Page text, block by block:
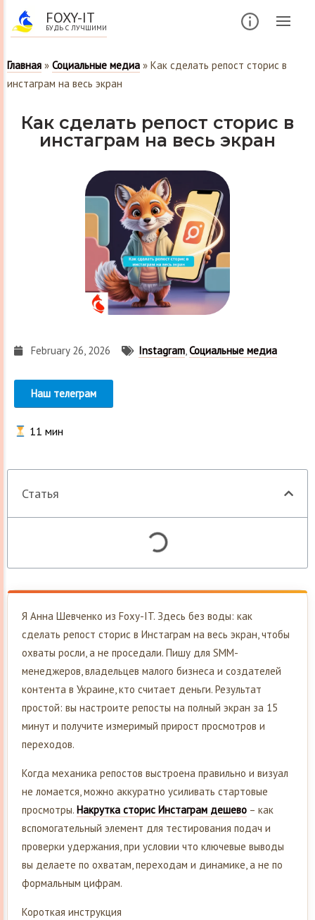
FOXY-IT
БУДЬ С ЛУЧШИМИ
Главная » Социальные медиа » Как сделать репост сторис в
инстаграм на весь экран
Как сделать репост сторис в
инстаграм на весь экран
February 26, 2026 Instagram,Социальные медиа
Наш телеграм
11 мин
Статья
Я Анна Шевченко из Foxy-IT. Здесь без воды: как
сделать репост сторис в Инстаграм на весь экран, чтобы
охваты росли, а не проседали. Пишу для SMM-
менеджеров, владельцев малого бизнеса и создателей
контента в Украине, кто считает деньги. Результат
простой: вы настроите репосты на полный экран за 15
минут и получите измеримый прирост просмотров и
переходов.
Когда механика репостов выстроена правильно и визуал
не ломается, можно аккуратно усиливать стартовые
просмотры. Накрутка сторис Инстаграм дешево – как
вспомогательный элемент для тестирования подач и
проверки удержания, при условии что ключевые выводы
вы делаете по охватам, переходам и динамике, а не по
формальным цифрам.
Короткая инструкция